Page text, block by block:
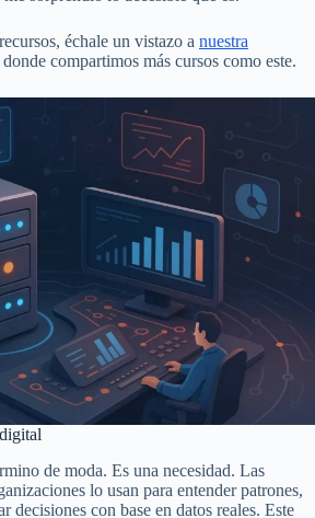
échale un vistazo a nuestra
donde compartimos más cursos como este.
de moda. Es una necesidad. Las
lo usan para entender patrones,
decisiones con base en datos reales. Este